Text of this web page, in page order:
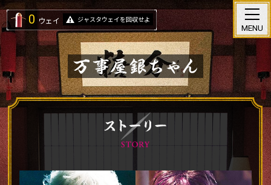
0 ウェイ ジャスタウェイを回収せよ